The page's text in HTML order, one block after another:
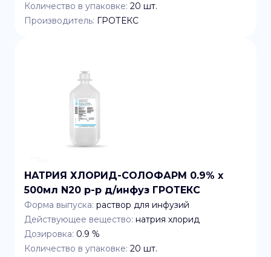
Количество в упаковке: 20 шт.
Производитель: ГРОТЕКС
НАТРИЯ ХЛОРИД-СОЛОФАРМ 0.9% x
500мл N20 р-р д/инфуз ГРОТЕКС
Форма выпуска: раствор для инфузий
Действующее вещество: натрия хлорид
Дозировка: 0.9 %
Количество в упаковке: 20 шт.